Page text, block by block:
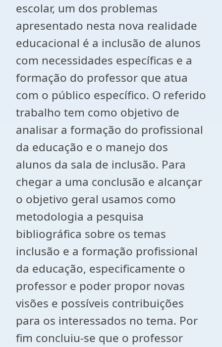
escolar, um dos problemas
apresentado nesta nova realidade
educacional é a inclusão de alunos
com necessidades específicas e a
formação do professor que atua
com o público específico. O referido
trabalho tem como objetivo de
analisar a formação do profissional
da educação e o manejo dos
alunos da sala de inclusão. Para
chegar a uma conclusão e alcançar
o objetivo geral usamos como
metodologia a pesquisa
bibliográfica sobre os temas
inclusão e a formação profissional
da educação, especificamente o
professor e poder propor novas
visões e possíveis contribuições
para os interessados no tema. Por
fim concluiu-se que o professor